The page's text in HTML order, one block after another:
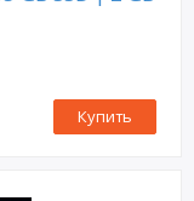
Купить